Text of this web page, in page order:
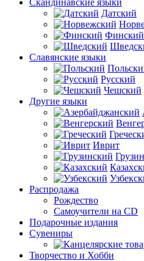
Датский
Финский
Славянские языки
Русский
Чешский
Другие языки
Иврит
Распродажа
Рождество
Самоучители на CD
Подарочные издания
Сувениры
Творчество и Хобби